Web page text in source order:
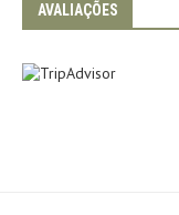
AVALIAÇÕES